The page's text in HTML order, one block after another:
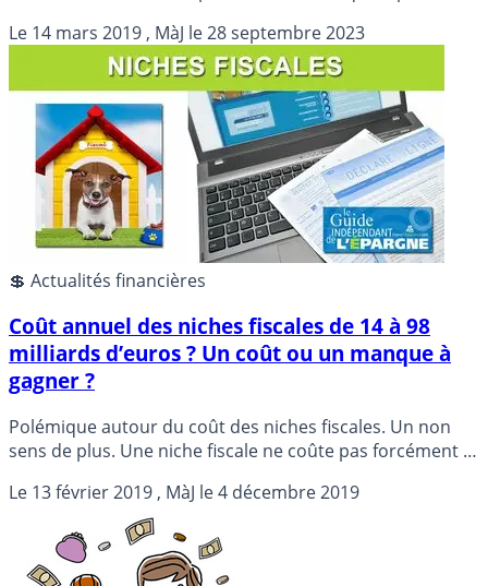
défense des consommateurs UFC-Que-Choisir interpelle
donc le gouvernement pour que soit mis fin à cette
aberration fiscale. Cette suppression serait en outre un
rempart salutaire contre la hausse spectaculaire à venir
du tarif réglementé de l’électricité (+ 5,9 %).
Le 14 mars 2019 , MàJ le28 septembre 2023
💲 Actualités financières
Coût annuel des niches fiscales de 14 à 98
milliards d’euros ? Un coût ou un manque à
gagner ?
Polémique autour du coût des niches fiscales. Un non
sens de plus. Une niche fiscale ne coûte pas forcément à
Ce qui n’est pas du tout la même chose. Et ce n’est pas
pour jouer seulement sur les mots, car l’idée sous-
jacente serait de supprimer certaines niches fiscales afin
de combler le gouffre abyssal du déficit budgétaire. La
Le 13 février 2019 , MàJ le4 décembre 2019